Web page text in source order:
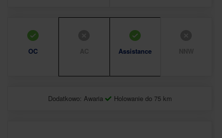
OC Assistance
Dodatkowo: Awaria Holowanie do 75 km